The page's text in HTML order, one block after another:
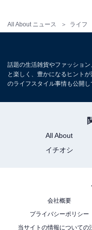
All About ニュース ライフ
こちらもおすすめ
【大阪
ンド 湯
話題の生活雑貨やファッショ
と楽しく、豊かになるヒント
のライフスタイル事情も公開し
All About
イチオシ
会社概要
プライバシーポリシー
当サイトの情報についての